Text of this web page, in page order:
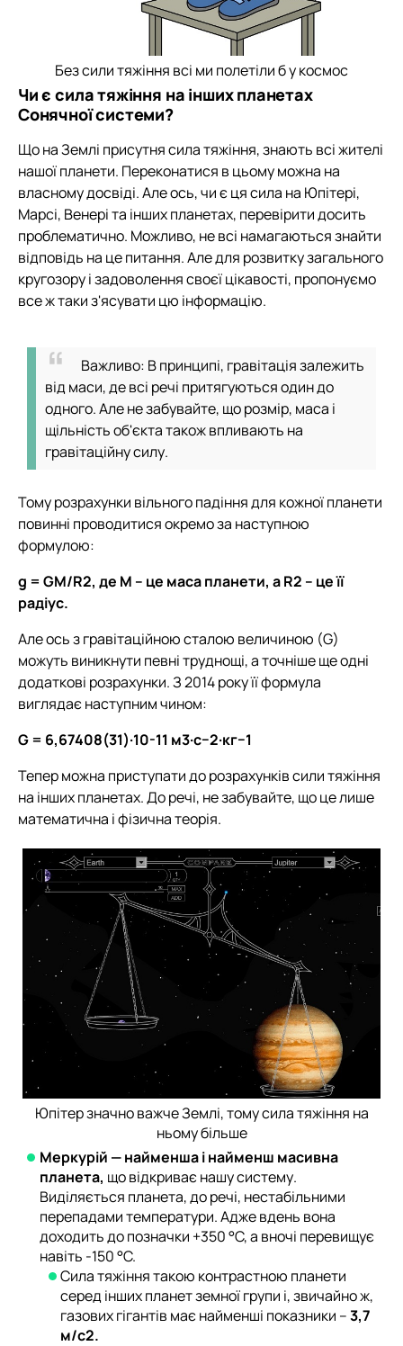
Без сили тяжіння всі ми полетіли б у космос
Чи є сила тяжіння на інших планетах
Сонячної системи?
Що на Землі присутня сила тяжіння, знають всі жителі
нашої планети. Переконатися в цьому можна на
власному досвіді. Але ось, чи є ця сила на Юпітері,
Марсі, Венері та інших планетах, перевірити досить
проблематично. Можливо, не всі намагаються знайти
відповідь на це питання. Але для розвитку загального
кругозору і задоволення своєї цікавості, пропонуємо
все ж таки з'ясувати цю інформацію.
Важливо: В принципі, гравітація залежить
від маси, де всі речі притягуються один до
одного. Але не забувайте, що розмір, маса і
щільність об'єкта також впливають на
гравітаційну силу.
Тому розрахунки вільного падіння для кожної планети
повинні проводитися окремо за наступною
формулою:
g = GM/R2, де M – це маса планети, а R2 – це її
радіус.
Але ось з гравітаційною сталою величиною (G)
можуть виникнути певні труднощі, а точніше ще одні
додаткові розрахунки. З 2014 року її формула
виглядає наступним чином:
G = 6,67408(31)·10-11 м3·с−2·кг−1
Тепер можна приступати до розрахунків сили тяжіння
на інших планетах. До речі, не забувайте, що це лише
математична і фізична теорія.
Юпітер значно важче Землі, тому сила тяжіння на
ньому більше
Меркурій — найменша і найменш масивна
планета, що відкриває нашу систему.
Виділяється планета, до речі, нестабільними
перепадами температури. Адже вдень вона
доходить до позначки +350 °C, а вночі перевищує
навіть -150 °C.
Сила тяжіння такою контрастною планети
серед інших планет земної групи і, звичайно ж,
газових гігантів має найменші показники –3,7
м/с2.